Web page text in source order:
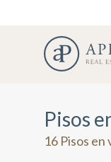
Pisos
16 Pisos